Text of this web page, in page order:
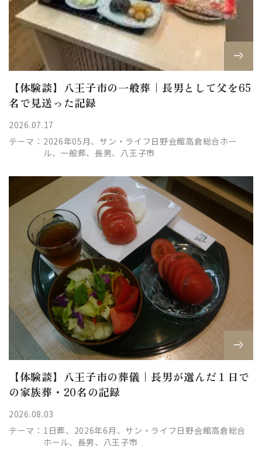
【体験談】八王子市の一般葬｜長男として父を65
名で見送った記録
2026.07.17
テーマ： 2026年05月、サン・ライフ日野会館高倉総合ホー
ル、一般葬、長男、八王子市
【体験談】八王子市の葬儀｜長男が選んだ１日で
の家族葬・20名の記録
2026.08.03
テーマ： 1日葬、2026年6月、サン・ライフ日野会館高倉総合
ホール、長男、八王子市